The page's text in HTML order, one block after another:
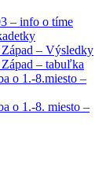
– info o tíme
– Výsledky
– tabuľka
o 1.-8.miesto –
o 1.-8. miesto –